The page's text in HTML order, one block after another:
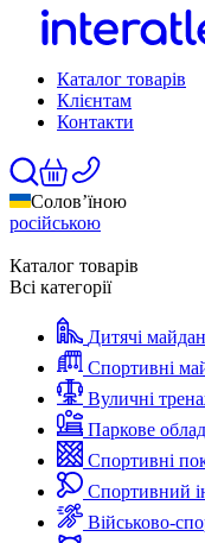
Каталог товарів
Клієнтам
Контакти
Солов’їною
російською
Каталог товарів
Всі категорії
Дитячі
Спортивні
Вуличні
Паркове
Спортивні
Спортивний
Військово-